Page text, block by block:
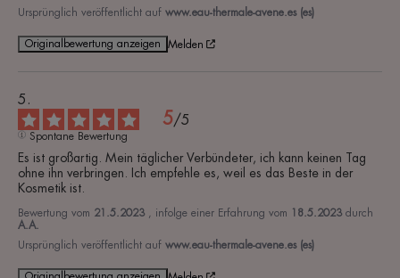
Ursprünglich veröffentlicht auf www.eau-thermale-avene.es (es)
Originalbewertung anzeigen Melden
5/5
Spontane Bewertung
Es ist großartig. Mein täglicher Verbündeter, ich kann keinen Tag
ohne ihn verbringen. Ich empfehle es, weil es das Beste in der
Kosmetik ist.
Bewertung vom 21.5.2023 , infolge einer Erfahrung vom 18.5.2023 durch
A.A.
Ursprünglich veröffentlicht auf www.eau-thermale-avene.es (es)